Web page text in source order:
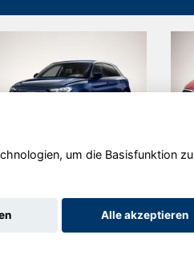
Audi A1
um die Basisfunktion zu
Alle akzeptieren